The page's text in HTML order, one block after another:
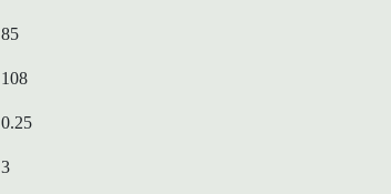
85
108
0.25
3